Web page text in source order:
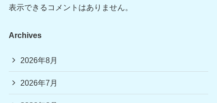
表示できるコメントはありません。
Archives
2026年8月
2026年7月